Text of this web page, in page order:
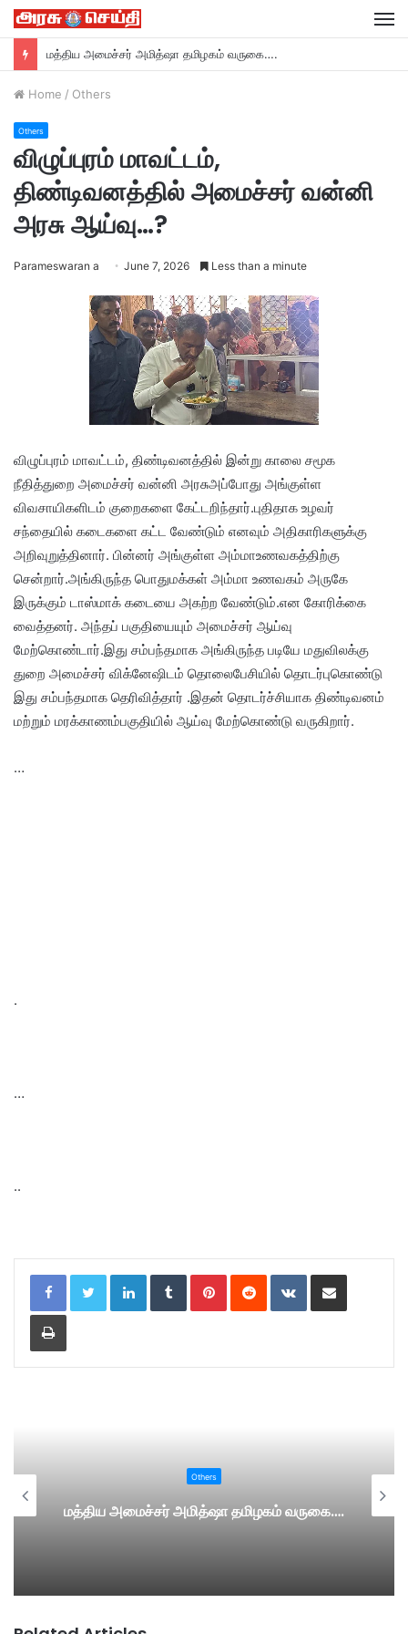
மத்திய அமைச்சர் அமித்ஷா தமிழகம் வருகை….
Home / Others
Others
விழுப்புரம் மாவட்டம்,
திண்டிவனத்தில் அமைச்சர் வன்னி
அரசு ஆய்வு…?
Parameswaran a June 7, 2026 Less than a minute
விழுப்புரம் மாவட்டம், திண்டிவனத்தில் இன்று காலை சமூக
நீதித்துறை அமைச்சர் வன்னி அரசுஅப்போது அங்குள்ள
விவசாயிகளிடம் குறைகளை கேட்டறிந்தார்.புதிதாக உழவர்
சந்தையில் கடைகளை கட்ட வேண்டும் எனவும் அதிகாரிகளுக்கு
அறிவுறுத்தினார். பின்னர் அங்குள்ள அம்மாஉணவகத்திற்கு
சென்றார்.அங்கிருந்த பொதுமக்கள் அம்மா உணவகம் அருகே
இருக்கும் டாஸ்மாக் கடையை அகற்ற வேண்டும்.என கோரிக்கை
வைத்தனர். அந்தப் பகுதியையும் அமைச்சர் ஆய்வு
மேற்கொண்டார்.இது சம்பந்தமாக அங்கிருந்த படியே மதுவிலக்கு
துறை அமைச்சர் விக்னேஷிடம் தொலைபேசியில் தொடர்புகொண்டு
இது சம்பந்தமாக தெரிவித்தார் .இதன் தொடர்ச்சியாக திண்டிவனம்
மற்றும் மரக்காணம்பகுதியில் ஆய்வு மேற்கொண்டு வருகிறார்.
…
.
…
..
LinkedIn Tumblr Pinterest Reddit VKontakte
Print
Others
மத்திய அமைச்சர் அமித்ஷா தமிழகம் வருகை….